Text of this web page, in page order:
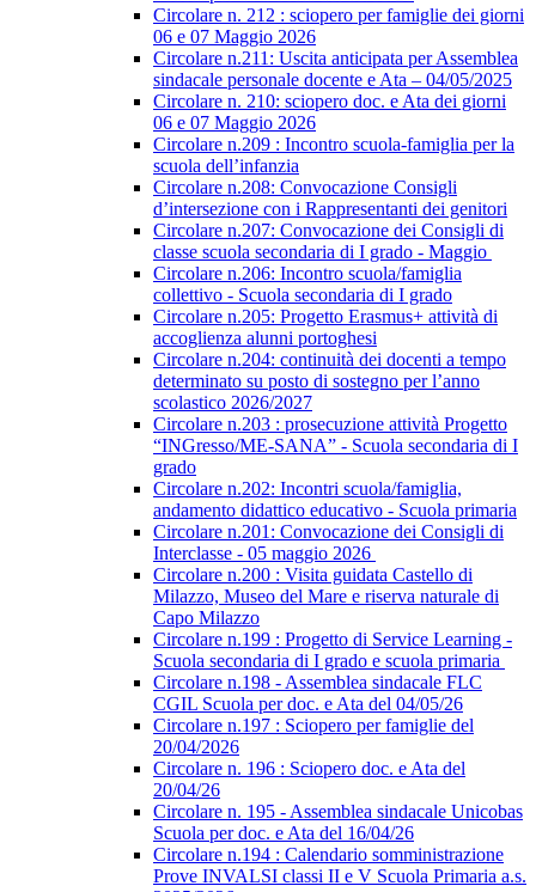
Circolare n. 212 : sciopero per famiglie dei giorni
06 e 07 Maggio 2026
Circolare n.211: Uscita anticipata per Assemblea
sindacale personale docente e Ata – 04/05/2025
Circolare n. 210: sciopero doc. e Ata dei giorni
06 e 07 Maggio 2026
Circolare n.209 : Incontro scuola-famiglia per la
scuola dell’infanzia
Circolare n.208: Convocazione Consigli
d’intersezione con i Rappresentanti dei genitori
Circolare n.207: Convocazione dei Consigli di
classe scuola secondaria di I grado - Maggio
Circolare n.206: Incontro scuola/famiglia
collettivo - Scuola secondaria di I grado
Circolare n.205: Progetto Erasmus+ attività di
accoglienza alunni portoghesi
Circolare n.204: continuità dei docenti a tempo
determinato su posto di sostegno per l’anno
scolastico 2026/2027
Circolare n.203 : prosecuzione attività Progetto
“INGresso/ME-SANA” - Scuola secondaria di I
grado
Circolare n.202: Incontri scuola/famiglia,
andamento didattico educativo - Scuola primaria
Circolare n.201: Convocazione dei Consigli di
Interclasse - 05 maggio 2026
Circolare n.200 : Visita guidata Castello di
Milazzo, Museo del Mare e riserva naturale di
Capo Milazzo
Circolare n.199 : Progetto di Service Learning -
Scuola secondaria di I grado e scuola primaria
Circolare n.198 - Assemblea sindacale FLC
CGIL Scuola per doc. e Ata del 04/05/26
Circolare n.197 : Sciopero per famiglie del
20/04/2026
Circolare n. 196 : Sciopero doc. e Ata del
20/04/26
Circolare n. 195 - Assemblea sindacale Unicobas
Scuola per doc. e Ata del 16/04/26
Circolare n.194 : Calendario somministrazione
Prove INVALSI classi II e V Scuola Primaria a.s.